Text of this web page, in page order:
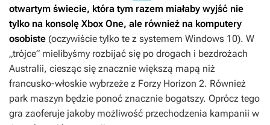
otwartym świecie, która tym razem miałaby wyjść nie
tylko na konsolę Xbox One, ale również na komputery
osobiste (oczywiście tylko te z systemem Windows 10). W
„trójce” mielibyśmy rozbijać się po drogach i bezdrożach
Australii, ciesząc się znacznie większą mapą niż
francusko-włoskie wybrzeże z Forzy Horizon 2. Również
park maszyn będzie ponoć znacznie bogatszy. Oprócz tego
gra zaoferuje jakoby możliwość przechodzenia kampanii w